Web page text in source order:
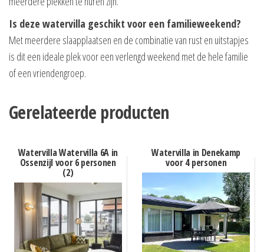
Is deze watervilla geschikt voor een familieweekend?
Met meerdere slaapplaatsen en de combinatie van rust en uitstapjes
is dit een ideale plek voor een verlengd weekend met de hele familie
of een vriendengroep.
Gerelateerde producten
Watervilla Watervilla 6A in
Ossenzijl voor 6 personen
(2)
Watervilla in Denekamp
voor 4 personen